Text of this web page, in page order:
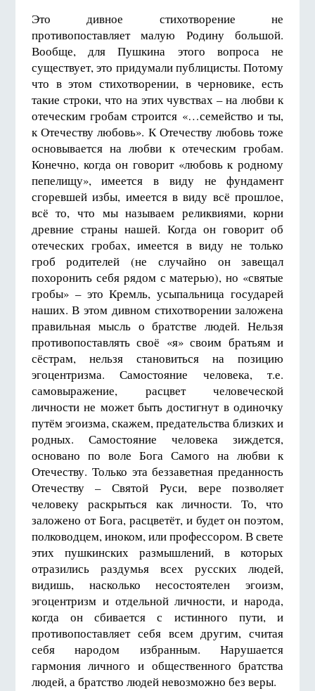
Это дивное стихотворение не
противопоставляет малую Родину большой.
Вообще, для Пушкина этого вопроса не
существует, это придумали публицисты. Потому
что в этом стихотворении, в черновике, есть
такие строки, что на этих чувствах – на любви к
отеческим гробам строится «…семейство и ты,
к Отечеству любовь». К Отечеству любовь тоже
основывается на любви к отеческим гробам.
Конечно, когда он говорит «любовь к родному
пепелищу», имеется в виду не фундамент
сгоревшей избы, имеется в виду всё прошлое,
всё то, что мы называем реликвиями, корни
древние страны нашей. Когда он говорит об
отеческих гробах, имеется в виду не только
гроб родителей (не случайно он завещал
похоронить себя рядом с матерью), но «святые
гробы» – это Кремль, усыпальница государей
наших. В этом дивном стихотворении заложена
правильная мысль о братстве людей. Нельзя
противопоставлять своё «я» своим братьям и
сёстрам, нельзя становиться на позицию
эгоцентризма. Самостояние человека, т.е.
самовыражение, расцвет человеческой
личности не может быть достигнут в одиночку
путём эгоизма, скажем, предательства близких и
родных. Самостояние человека зиждется,
основано по воле Бога Самого на любви к
Отечеству. Только эта беззаветная преданность
Отечеству – Святой Руси, вере позволяет
человеку раскрыться как личности. То, что
заложено от Бога, расцветёт, и будет он поэтом,
полководцем, иноком, или профессором. В свете
этих пушкинских размышлений, в которых
отразились раздумья всех русских людей,
видишь, насколько несостоятелен эгоизм,
эгоцентризм и отдельной личности, и народа,
когда он сбивается с истинного пути, и
противопоставляет себя всем другим, считая
себя народом избранным. Нарушается
гармония личного и общественного братства
людей, а братство людей невозможно без веры.